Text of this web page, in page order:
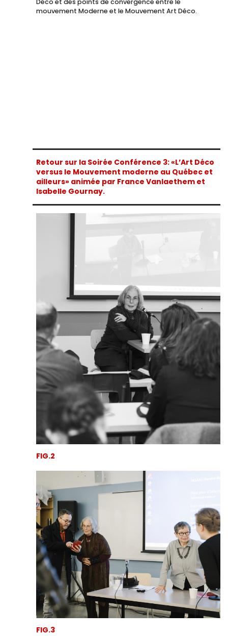
Déco et des points de convergence entre le
mouvement Moderne et le Mouvement Art Déco.
Retour sur la Soirée Conférence 3: «L’Art Déco
versus le Mouvement moderne au Québec et
ailleurs» animée par France Vanlaethem et
Isabelle Gournay.
FIG.2
FIG.3